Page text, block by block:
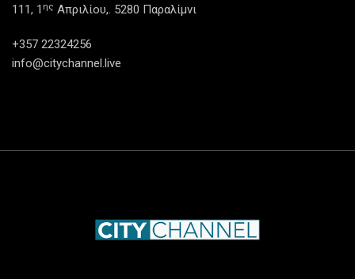
111, 1 ης Απριλίου,. 5280 Παραλίμνι
+357 22324256
info@citychannel.live